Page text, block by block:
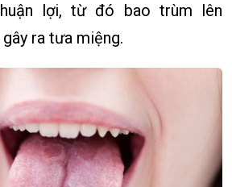
lợi, từ đó bao trùm lên
ra tưa miệng.